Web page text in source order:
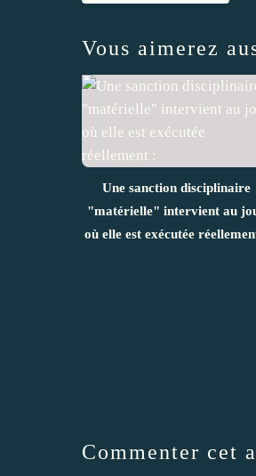
Vous aimerez
Une sanction disciplinaire
"matérielle" intervient au
où elle est exécutée
Commenter cet